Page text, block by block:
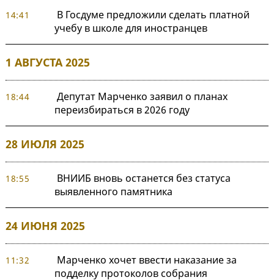
14:41
В Госдуме предложили сделать платной
учебу в школе для иностранцев
1 АВГУСТА 2025
18:44
Депутат Марченко заявил о планах
переизбираться в 2026 году
28 ИЮЛЯ 2025
18:55
ВНИИБ вновь останется без статуса
выявленного памятника
24 ИЮНЯ 2025
11:32
Марченко хочет ввести наказание за
подделку протоколов собрания